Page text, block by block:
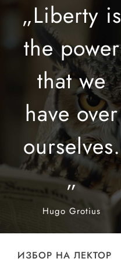
„Liberty is
thepower
thatwe
haveover
ourselves.
„
Hugo Grotius
ИЗБОР НА ЛЕКТОР